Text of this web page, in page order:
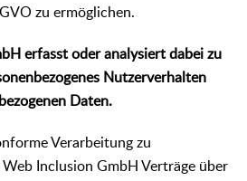
zu ermöglichen.
erfasst oder analysiert dabei zu
Nutzerverhalten
Daten.
Verarbeitung zu
Inclusion GmbH Verträge über